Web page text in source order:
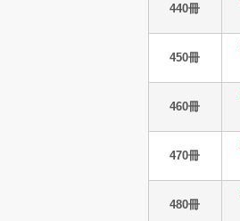
440冊
450冊
460冊
470冊
480冊